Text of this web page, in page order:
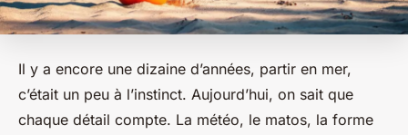
Il y a encore une dizaine d’années, partir en mer,
c’était un peu à l’instinct. Aujourd’hui, on sait que
chaque détail compte. La météo, le matos, la forme